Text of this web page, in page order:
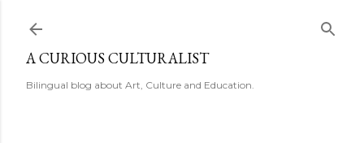
A CURIOUS CULTURALIST
Bilingual blog about Art, Culture and Education.